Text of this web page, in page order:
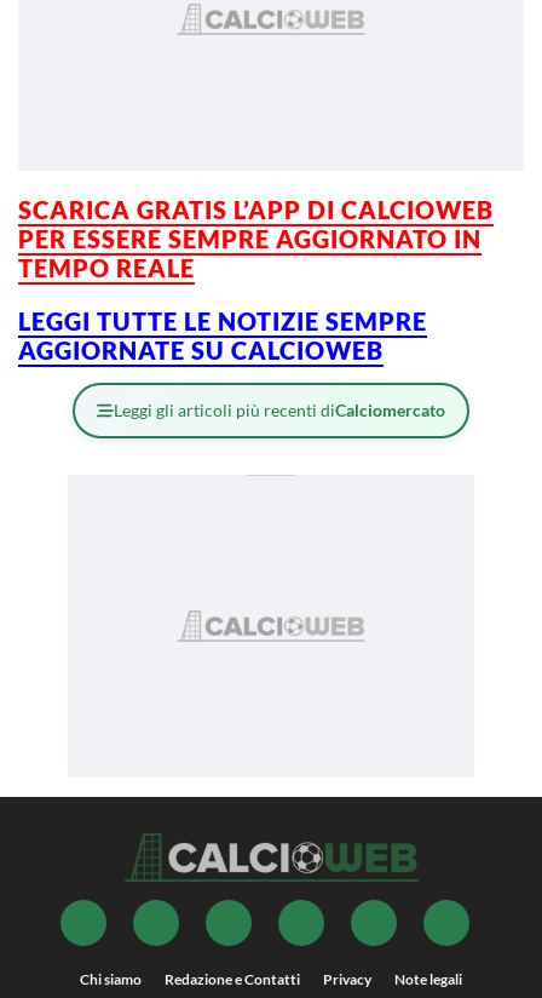
SCARICA GRATIS L’APP DI CALCIOWEB
PER ESSERE SEMPRE AGGIORNATO IN
TEMPO REALE
LEGGI TUTTE LE NOTIZIE SEMPRE
AGGIORNATE SU CALCIOWEB
Leggi gli articoli più recenti diCalciomercato
Chi siamo Redazione e Contatti Privacy Note legali